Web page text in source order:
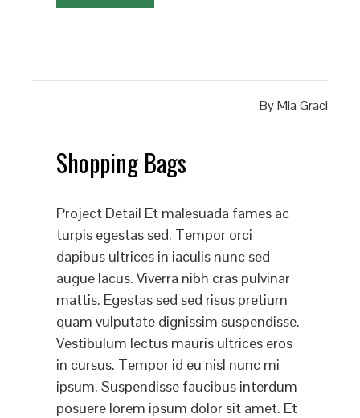
ByMia Graci
Shopping Bags
Project Detail Et malesuada fames ac
turpis egestas sed. Tempor orci
dapibus ultrices in iaculis nunc sed
augue lacus. Viverra nibh cras pulvinar
mattis. Egestas sed sed risus pretium
quam vulputate dignissim suspendisse.
Vestibulum lectus mauris ultrices eros
in cursus. Tempor id eu nisl nunc mi
ipsum. Suspendisse faucibus interdum
posuere lorem ipsum dolor sit amet. Et